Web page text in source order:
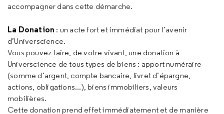
accompagner dans cette démarche.
La Donation : un acte fort et immédiat pour l’avenir
d’Universcience.
Vous pouvez faire, de votre vivant, une donation à
Universcience de tous types de biens : apport numéraire
(somme d’argent, compte bancaire, livret d’épargne,
actions, obligations...), biens immobiliers, valeurs
mobilières.
Cette donation prend effet immédiatement et de manière